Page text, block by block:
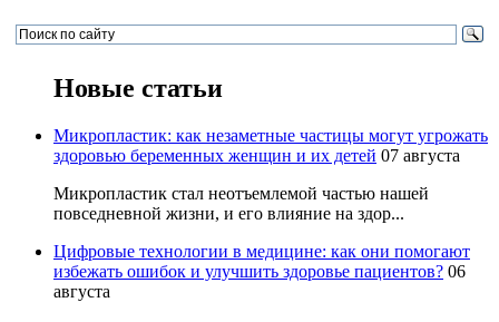
Новые статьи
Микропластик: как незаметные частицы могут угрожать
здоровью беременных женщин и их детей 07 августа
Микропластик стал неотъемлемой частью нашей
повседневной жизни, и его влияние на здор...
Цифровые технологии в медицине: как они помогают
избежать ошибок и улучшить здоровье пациентов? 06
августа